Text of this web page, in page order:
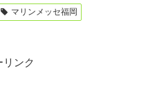
マリンメッセ福岡
リンク